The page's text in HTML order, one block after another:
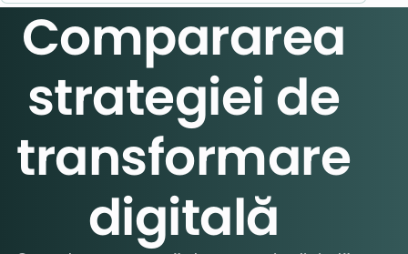
Compararea
strategiei de
transformare
digitală